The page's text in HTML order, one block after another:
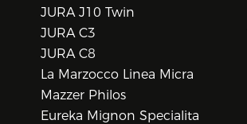
JURA J10 Twin
JURA C3
JURA C8
La Marzocco Linea Micra
Mazzer Philos
Eureka Mignon Specialita